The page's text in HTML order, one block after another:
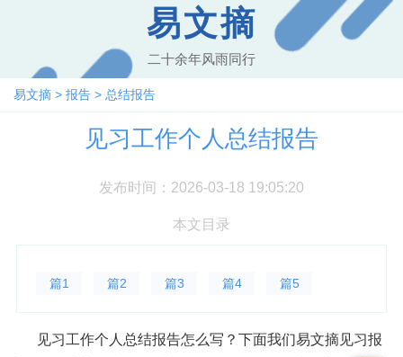
易文摘
二十余年风雨同行
易文摘 > 报告 > 总结报告
见习工作个人总结报告
发布时间：2026-03-18 19:05:20
本文目录
篇1 篇2 篇3 篇4 篇5
见习工作个人总结报告怎么写？下面我们易文摘见习报